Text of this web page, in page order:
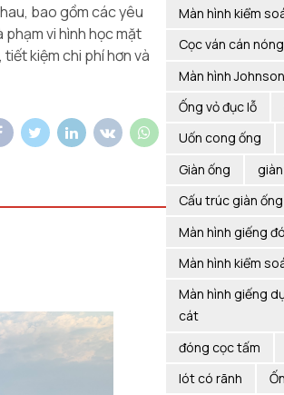
bao gồm các yêu
vi hình học mặt
kiệm chi phí hơn và
Màn hình kiểm
Cọc ván cán nóng
Màn hình
Ống vỏ đục lỗ
Uốn cong ống
Giàn ống
Cấu trúc giàn ống
Màn hình giếng
Màn hình kiểm
Màn hình giếng
cát
đóng cọc tấm
lót có rãnh